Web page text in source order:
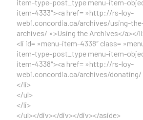
item-type-post_type menu-item-
item-4333″><a href= »http://rs-loy-
web1.concordia.ca/archives/using-
archives/ »>Using the Archives</a></
<li id= »menu-item-4338″ class=
item-type-post_type menu-item-
item-4338″><a href= »http://rs-loy-
web1.concordia.ca/archives/donating/
</li>
</ul>
</li>
</ul></div></div></div></aside>